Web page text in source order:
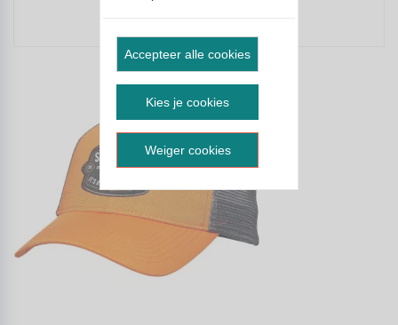
Accepteer alle cookies
Kies je cookies
Weiger cookies